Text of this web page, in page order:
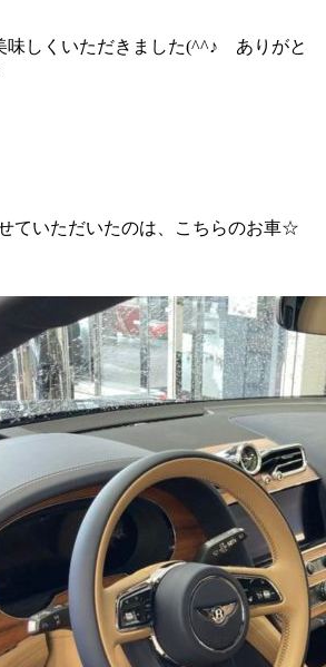
味しくいただきました(^^♪ ありがと
ていただいたのは、こちらのお車☆